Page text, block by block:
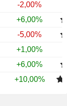
-2,00%
+6,00%
-5,00%
+1,00%
+6,00%
+10,00%